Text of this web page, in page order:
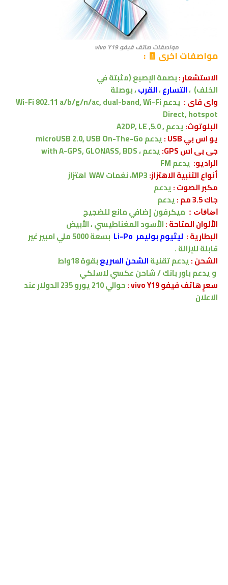
مواصفات هاتف فيفو vivo Y19
مواصفات اخرى 🧾 :
الاستشعار:بصمة الإصبع(مثبتة في
الخلف) ،التسارع،القرب،بوصلة
واى فاى : يدعمWi-Fi 802.11 a/b/g/n/ac, dual-band, Wi-Fi
Direct, hotspot
البلوتوث:يدعم ,5.0, A2DP, LE
يو اس بي USB :
يدعمmicroUSB 2.0, USB On-The-Go
جى بى اس GPS:
يدعم ،with A-GPS, GLONASS, BDS
الراديو: يدعم FM
أنواع التنبية الاهتزاز:
اهتزاز
مكبر الصوت :يدعم
جاك 3.5 مم :
يدعم
اضافات : ميكرفون إضافي مانع للضجيج
الألوان المتاحة :الأسود المغناطيسي ، الأبيض
البطارية: ليثيوم بوليمر Li-Po بسعة5000ملي امبيرغير
قابلة للإزالة .
الشحن:يدعمتقنيةالشحن السريعبقوة 18واط
ويدعمباور بانك / شاحن عكسي لاسلكي
سعرٍ هاتف فيفو vivo Y19 :
حوالي 210 يورو 235 الدولار
عند
الاعلان